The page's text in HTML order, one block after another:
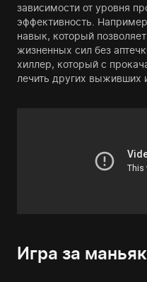
зависимости от уровня
эффективность.
навык, который
жизненных сил без
хиллер, который с
лечить других выживших
Игра за